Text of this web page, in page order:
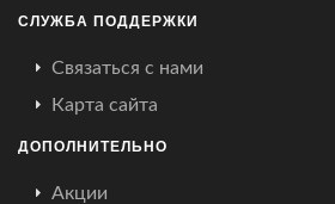
СЛУЖБА ПОДДЕРЖКИ
Связаться с нами
Карта сайта
ДОПОЛНИТЕЛЬНО
Акции